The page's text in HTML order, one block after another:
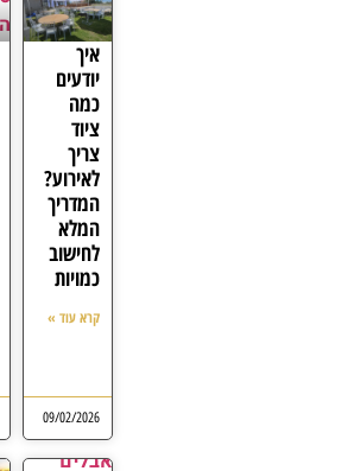
איך
יודעים
כמה
ציוד
צריך
לאירוע?
המדריך
המלא
לחישוב
כמויות
קרא עוד »
09/02/2026